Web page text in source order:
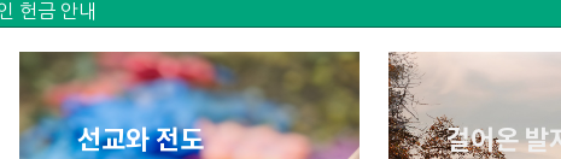
헌금 안내
선교와 전도 걸어온 발